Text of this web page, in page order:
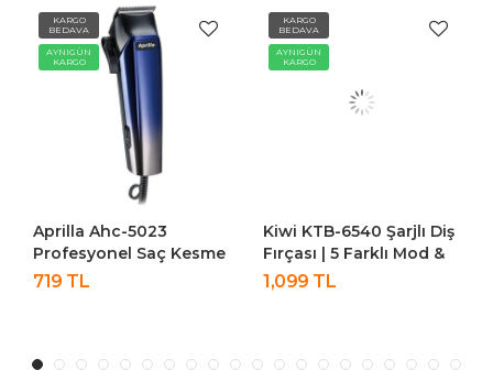
KARGO
BEDAVA
AYNIGÜN
KARGO
Aprilla Ahc-5023
Profesyonel Saç Kesme
Makinesi Saç Sakal
719 TL
KARGO
BEDAVA
AYNIGÜN
KARGO
Kiwi KTB-6540 Şarjlı Diş
Fırçası | 5 Farklı Mod &
LCD Ekran Beyaz
1,099 TL